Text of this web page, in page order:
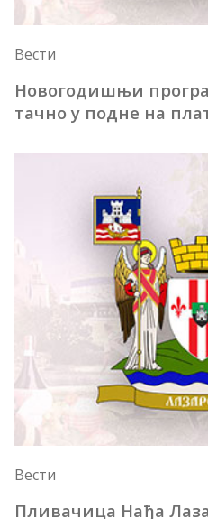
Вести
Новогодишњи
тачно у подне на
Вести
Пливачица Нађа